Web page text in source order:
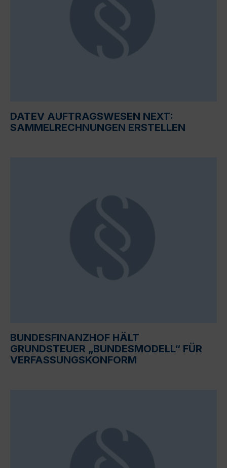
DATEV AUFTRAGSWESEN NEXT:
SAMMELRECHNUNGEN ERSTELLEN
BUNDESFINANZHOF HÄLT
GRUNDSTEUER „BUNDESMODELL“ FÜR
VERFASSUNGSKONFORM